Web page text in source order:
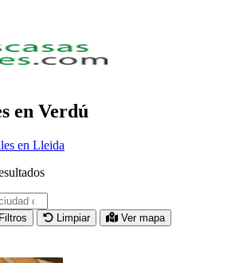
en Verdú
en Lleida
o provincia para ir a su página
Filtros Limpiar Ver mapa